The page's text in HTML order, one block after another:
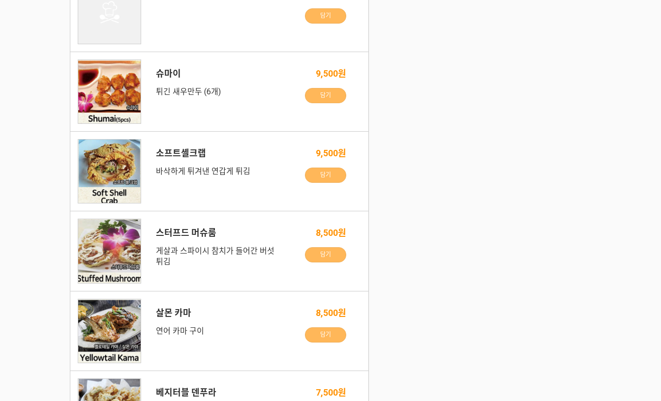
담기
슈마이
튀긴 새우만두 (6개)
9,500원
담기
소프트셸크랩
바삭하게 튀겨낸 연갑게 튀김
9,500원
담기
스터프드 머슈룸
게살과 스파이시 참치가 들어간 버섯
튀김
8,500원
담기
살몬 카마
연어 카마 구이
8,500원
담기
베지터블 덴푸라 7,500원